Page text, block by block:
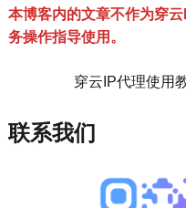
本博客内的文章不作为穿云
务操作指导使用。
穿云IP代理使用
联系我们